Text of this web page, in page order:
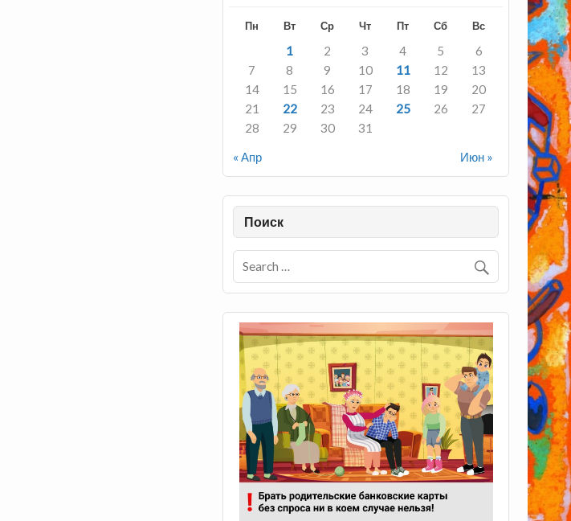
Пн Вт Ср Чт Пт Сб Вс
« Апр Июн »
1 2 3 4 5
6
7
8 9 10 11 12
13
14
15 16 17 18 19
20
21
22 23 24 25 26
27
28
29 30 31
Поиск